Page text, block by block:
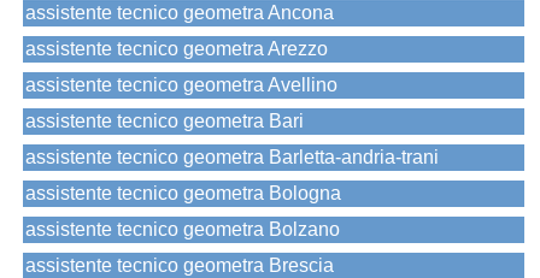
assistente tecnico geometra Ancona
assistente tecnico geometra Arezzo
assistente tecnico geometra Avellino
assistente tecnico geometra Bari
assistente tecnico geometra Barletta-andria-trani
assistente tecnico geometra Bologna
assistente tecnico geometra Bolzano
assistente tecnico geometra Brescia